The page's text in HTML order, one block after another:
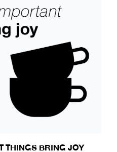
THINGS BRING JOY